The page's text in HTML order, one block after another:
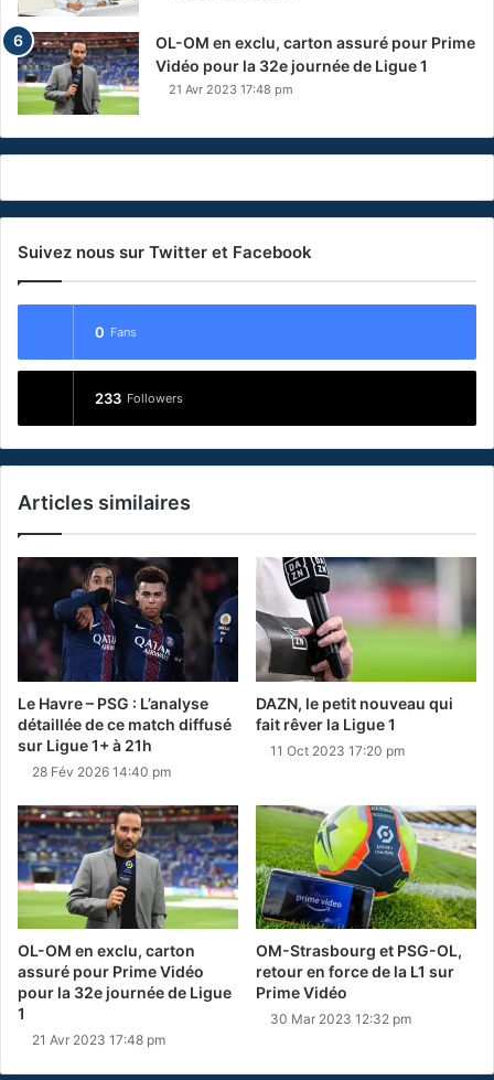
OL-OM en exclu, carton assuré pour Prime
Vidéo pour la 32e journée de Ligue 1
21 Avr 2023 17:48 pm
Suivez nous sur Twitter et Facebook
0 Fans
233 Followers
Articles similaires
Le Havre – PSG : L’analyse
détaillée de ce match diffusé
sur Ligue 1+ à 21h
28 Fév 2026 14:40 pm
DAZN, le petit nouveau qui
fait rêver la Ligue 1
11 Oct 2023 17:20 pm
OL-OM en exclu, carton
assuré pour Prime Vidéo
pour la 32e journée de Ligue
1
21 Avr 2023 17:48 pm
OM-Strasbourg et PSG-OL,
retour en force de la L1 sur
Prime Vidéo
30 Mar 2023 12:32 pm